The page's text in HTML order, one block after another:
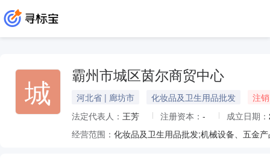
城 霸州市城区茵尔商贸中心
河北省 | 廊坊市 化妆品及卫生用品批发
注销
法定代表人： 王芳 注册资本： - 成立日期：
经营范围：